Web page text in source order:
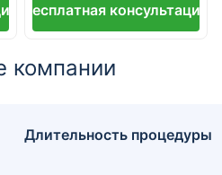
Бесплатная консультация
компании
Длительность процедуры